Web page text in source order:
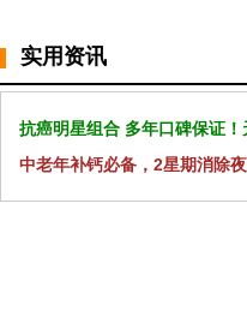
实用资讯
抗癌明星组合 多年口碑保证
中老年补钙必备，2星期消除